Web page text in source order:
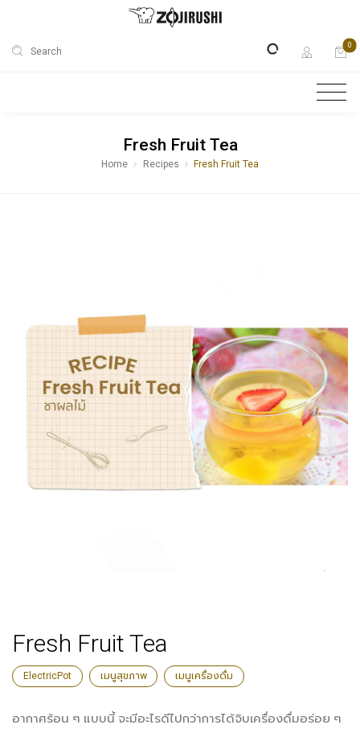
Search
0
Fresh Fruit Tea
Home Recipes Fresh Fruit Tea
Fresh Fruit Tea
ElectricPot เมนูสุขภาพ เมนูเครื่องดื่ม
อากาศร้อน ๆ แบบนี้ จะมีอะไรดีไปกว่าการได้จิบเครื่องดื่มอร่อย ๆ